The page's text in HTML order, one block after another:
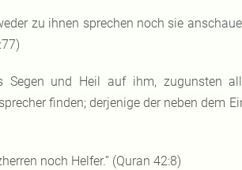
zu ihnen sprechen noch sie
Segen und Heil auf ihm, zugunsten
finden; derjenige der neben dem
noch Helfer.” (Quran 42:8)